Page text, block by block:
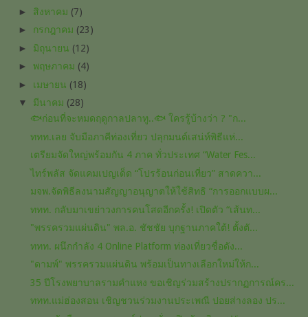
► สิงหาคม (7)
► กรกฎาคม (23)
► มิถุนายน (12)
► พฤษภาคม (4)
► เมษายน (18)
▼ มีนาคม (28)
🐟ก่อนที่จะหมดฤดูกาลปลาทู..🐟 ใครรู้บ้างว่า ? "ก...
ททท.เลย จับมือภาคีท่องเที่ยว ปลุกมนต์เสน่ห์พิธีแห่...
เตรียมจัดใหญ่พร้อมกัน 4 ภาค ทั่วประเทศ “Water Fes...
ไทร์พลัส จัดแคมเปญเด็ด “โปรร้อนก่อนเที่ยว” สาดควา...
มจพ.จัดพิธีลงนามสัญญาอนุญาตให้ใช้สิทธิ “การออกแบบผ...
ททท. กลับมาเขย่าวงการคนโสดอีกครั้ง! เปิดตัว “เส้นท...
"พรรครวมแผ่นดิน" พล.อ. ชัชชัย บุกฐานภาคใต้! ตั้งตั...
ททท. ผนึกกำลัง 4 Online Platform ท่องเที่ยวชื่อดัง...
"ดามพ์" พรรครวมแผ่นดิน​ พร้อมเป็นทางเลือก​ใหม่ให้ก...
35 ปีโรงพยาบาลรามคำแหง ขอเชิญร่วมสร้างปรากฏการณ์คร...
ททท.แม่ฮ่องสอน เชิญชวนร่วมงานประเพณี ปอยส่างลอง ปร...